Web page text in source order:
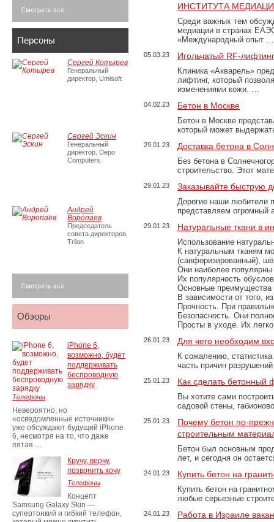
ИНСТИТУТА
Среди важных тем
медиации в странах
«Международный опыт …
05.03.23 Игольчатый RF-
Клиника «Акварель»
лифтинг, который
изменениями кожи. …
04.02.23 Бетон в Москве
Бетон в Москве
который может
29.01.23 Доставка бетона в
Без бетона в
строительство. Этот
29.01.23 Заказывайте быструю
Дорогие наши любители
представляем огромный
29.01.23 Натуральные ткани в
Использование
К натуральным тканям
(санфоризированный),
Они наиболее популярны
Их популярность
Основные преимущества
В зависимости от того,
Прочность. При
Безопасность. Они
Просты в уходе. Их
26.01.23 Для чего необходим
К сожалению,
часть причин
25.01.23 Как сделать бетонный
Вы хотите сами
садовой стены,
25.01.23
Почему бетон по-
строительным
Бетон был основным
лет, и сегодня он
24.01.23 Купить бетон на
Купить бетон на
любые серьезные
24.01.23 Работа в Израиле
Смотреть все
Персоны
Сергей Котырев
Генеральный
директор, Umisoft
Сергей Эскин
Генеральный
директор, Depo
Computers
Андрей
Воропаев
Председатель
совета директоров,
Trilan
Смотреть все
Обзоры
iPhone 6,
возможно, будет
поддерживать
беспроводную
зарядку
Телефоны
Невероятно, но
«осведомленные источники»
уже обсуждают будущий iPhone
6, несмотря на то, что даже
пятая …
Кручу, верчу,
позвонить хочу
Телефоны
Концепт
Samsung Galaxy Skin —
супертонкий и гибкий телефон,